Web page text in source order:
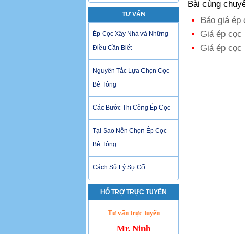
TƯ VẤN
Ép Cọc Xây Nhà và Những
Điều Cần Biết
Nguyên Tắc Lựa Chọn Cọc
Bê Tông
Các Bước Thi Công Ép Cọc
Tại Sao Nên Chọn Ép Cọc
Bê Tông
Cách Sử Lý Sự Cố
HỖ TRỢ TRỰC TUYẾN
Tư vấn trực tuyến
Mr. Ninh
Bài cùng
Báo giá ép
Giá ép cọc
Giá ép cọc